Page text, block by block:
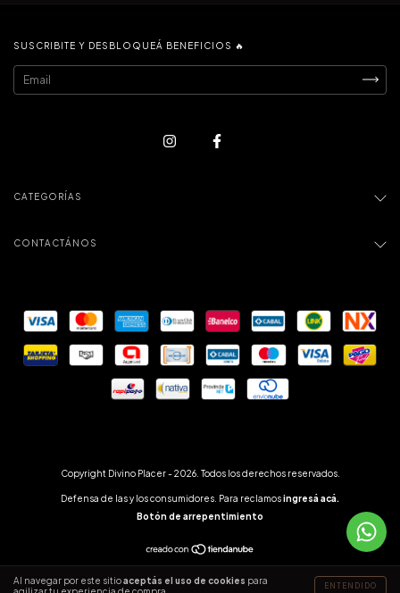
Al navegar por este sitioaceptás el uso de cookies para
ENTENDIDO
SUSCRIBITE Y DESBLOQUEÁ BENEFICIOS 🔥
CATEGORÍAS
CONTACTÁNOS
Copyright Divino Placer - 2026. Todos los derechos reservados.
Defensa de las y los consumidores. Para reclamosingresá acá.
Botón de arrepentimiento